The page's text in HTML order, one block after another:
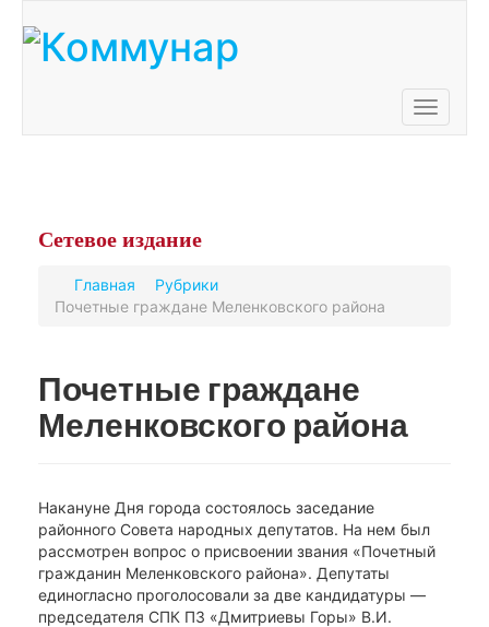
Toggle
Сетевое издание
Главная
Рубрики
Почетные граждане Меленковского района
Почетные граждане
Меленковского района
Накануне Дня города состоялось заседание
районного Совета народных депутатов. На нем был
рассмотрен вопрос о присвоении звания «Почетный
гражданин Меленковского района». Депутаты
единогласно проголосовали за две кандидатуры —
председателя СПК ПЗ «Дмитриевы Горы» В.И.